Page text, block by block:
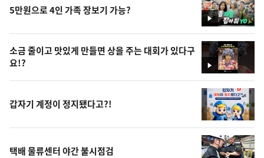
영
상
5만원으로 4인 가족 장보기 가능?
영
상
소금 줄이고 맛있게 만들면 상을 주는 대회가 있다구
요!?
갑자기 계정이 정지됐다고?!
택배 물류센터 야간 불시점검